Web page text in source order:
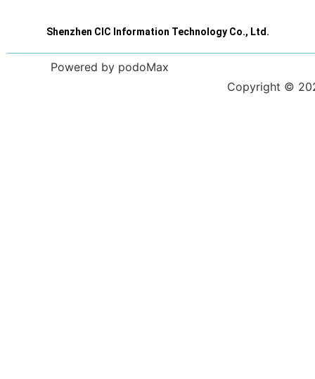
Shenzhen CIC Information Technology Co., Ltd.
Powered by podoMax
Copyright ©